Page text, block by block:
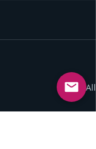
See All